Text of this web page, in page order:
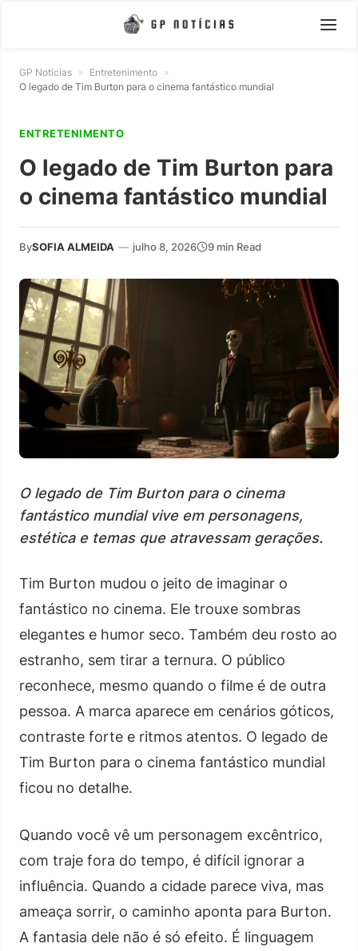
GP Notícias » Entretenimento »
O legado de Tim Burton para o cinema fantástico mundial
ENTRETENIMENTO
O legado de Tim Burton para
o cinema fantástico mundial
BySOFIA ALMEIDA — julho 8, 2026 9 min Read
O legado de Tim Burton para o cinema
fantástico mundial vive em personagens,
estética e temas que atravessam gerações.
Tim Burton mudou o jeito de imaginar o
fantástico no cinema. Ele trouxe sombras
elegantes e humor seco. Também deu rosto ao
estranho, sem tirar a ternura. O público
reconhece, mesmo quando o filme é de outra
pessoa. A marca aparece em cenários góticos,
contraste forte e ritmos atentos. O legado de
Tim Burton para o cinema fantástico mundial
ficou no detalhe.
Quando você vê um personagem excêntrico,
com traje fora do tempo, é difícil ignorar a
influência. Quando a cidade parece viva, mas
ameaça sorrir, o caminho aponta para Burton.
A fantasia dele não é só efeito. É linguagem